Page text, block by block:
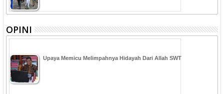
OPINI
Upaya Memicu Melimpahnya Hidayah Dari Allah SWT